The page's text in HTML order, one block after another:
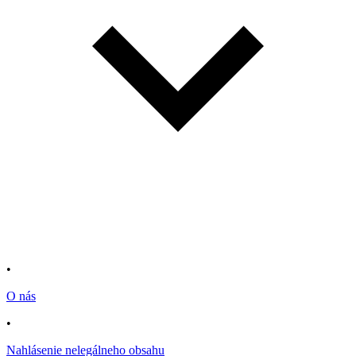
•
O nás
•
Nahlásenie nelegálneho obsahu